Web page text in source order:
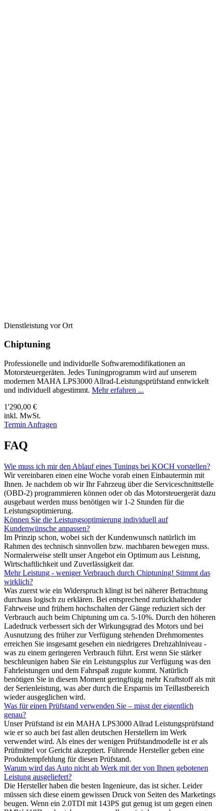
Dienstleistung vor Ort
Chiptuning
Professionelle und individuelle Softwaremodifikationen an
Motorsteuergeräten. Jedes Tuningprogramm wird auf unserem
modernen MAHA LPS3000 Allrad-Leistungsprüfstand entwickelt
und individuell abgestimmt. Mehr erfahren ...
1'290,00 €
inkl. MwSt.
Termin Anfragen
FAQ
Wie muss ich mir den Ablauf eines Tunings bei KOCH vorstellen?
Wir vereinbaren einen eine Woche vorab einen Einbautermin mit
Ihnen. Je nachdem ob wir Ihr Fahrzeug über die Serviceschnittstelle
(OBD-2) programmieren können oder ob das Motorsteuergerät dazu
ausgebaut werden muss benötigen wir 1-2 Stunden für die
Leistungsoptimierung.
Können Sie die Leistungsoptimierung individuell auf
Kundenwünsche anpassen?
Im Prinzip schon, wobei sich der Kundenwunsch natürlich im
Rahmen des technisch sinnvollen bzw. machbaren bewegen muss.
Normalerweise stellt unser Angebot ein Optimum aus Leistung,
Wirtschaftlichkeit und Zuverlässigkeit dar.
Mehr Leistung - weniger Verbrauch durch Chiptuning! Stimmt das
wirklich?
Was zuerst wie ein Widerspruch klingt ist bei näherer Betrachtung
durchaus logisch zu erklären. Bei entsprechend zurückhaltender
Fahrweise und frühem hochschalten der Gänge reduziert sich der
Verbrauch auch beim Chiptuning um ca. 5-10%. Durch den höheren
Ladedruck verbessert sich der Wirkungsgrad des Motors und bei
Ausnutzung des früher zur Verfügung stehenden Drehmomentes
erreichen Sie insgesamt gesehen ein niedrigeres Drehzahlniveau -
was zu einem geringeren Verbrauch führt. Erst wenn Sie stärker
beschleunigen haben Sie ein Leistungsplus zur Verfügung was den
Fahrleistungen und dem Fahrspaß zugute kommt. Natürlich
benötigen Sie in diesem Moment geringfügig mehr Kraftstoff als mit
der Serienleistung, was aber durch die Ersparnis im Teillastbereich
wieder ausgeglichen wird.
Was für einen Prüfstand verwenden Sie – misst der eigentlich
genau?
Unser Prüfstand ist ein MAHA LPS3000 Allrad Leistungsprüfstand
wie er so auch bei fast allen deutschen Herstellern im Werk
verwendet wird. Als eines der wenigen Prüfstandmodelle ist er als
Prüfmittel vor Gericht akzeptiert. Führende Hersteller geben eine
Produktempfehlung für diesen Prüfstand.
Warum wird das Auto nicht ab Werk mit der von Ihnen gebotenen
Leistung ausgeliefert?
Die Hersteller haben die besten Ingenieure, das ist sicher. Leider
müssen sich diese einem gewissen Druck von Seiten des Marketings
beugen. Wenn ein 2.0TDI mit 143PS gut genug ist um gegen einen